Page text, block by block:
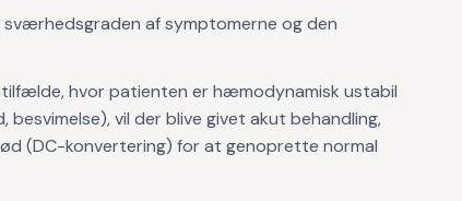
af symptomerne og den
tilfælde, hvor patienten er hæmodynamisk ustabil
vil der blive givet akut behandling,
(DC-konvertering) for at genoprette normal